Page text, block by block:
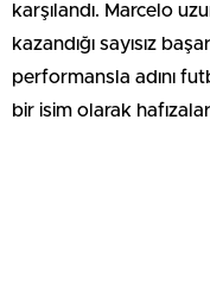
karşılandı. Marcelo
kazandığı sayısız
performansla adını
bir isim olarak